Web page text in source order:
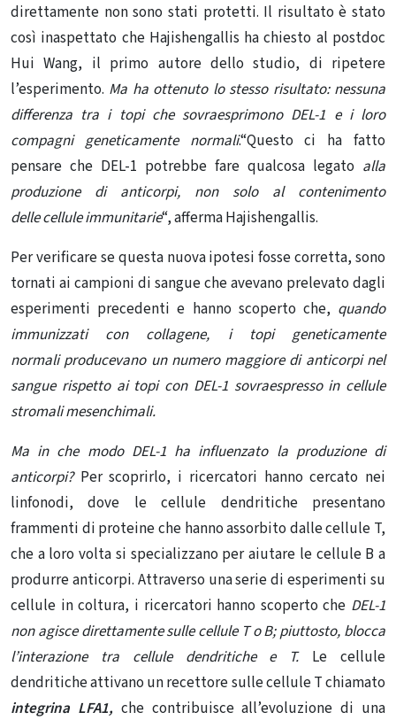
direttamente non sono stati protetti. Il risultato è stato
così inaspettato che Hajishengallis ha chiesto al postdoc
Hui Wang, il primo autore dello studio, di ripetere
l’esperimento. Ma ha ottenuto lo stesso risultato: nessuna
differenza tra i topi che sovraesprimono DEL-1 e i loro
compagni geneticamente normali.“Questo ci ha fatto
pensare che DEL-1 potrebbe fare qualcosa legato alla
produzione di anticorpi, non solo al contenimento
dellecellule immunitarie“, afferma Hajishengallis.
Per verificare se questa nuova ipotesi fosse corretta, sono
tornati ai campioni di sangueche avevano prelevato dagli
esperimenti precedenti e hanno scoperto che, quando
immunizzati con collagene, i topi geneticamente
normali producevano un numero maggiore di anticorpi nel
sangue rispetto ai topi con DEL-1 sovraespresso in cellule
stromali mesenchimali.
Ma in che modo DEL-1 ha influenzato la produzione di
anticorpi? Per scoprirlo, i ricercatori hanno cercato nei
linfonodi, dove le cellule dendritichepresentano
frammenti di proteine ​​che hanno assorbito dalle cellule T,
che a loro volta si specializzano per aiutare le cellule B a
produrre anticorpi. Attraverso una serie di esperimenti su
cellule in coltura, i ricercatori hanno scoperto che DEL-1
non agisce direttamente sulle cellule T o B; piuttosto, blocca
l’interazione tra cellule dendritiche e T. Le cellule
dendritiche attivano un recettore sulle cellule T chiamato
integrina LFA1, che contribuisce all’evoluzione di una